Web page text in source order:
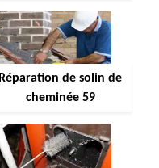
Réparation de solin de
cheminée 59